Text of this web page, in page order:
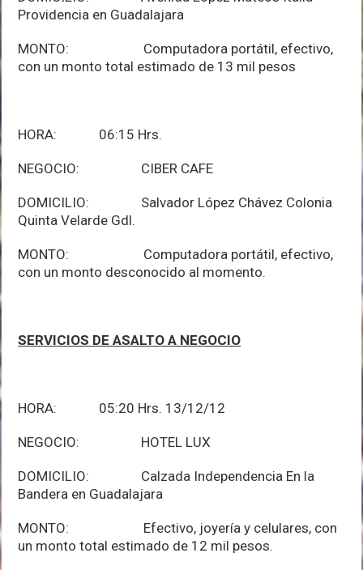
Providencia en Guadalajara
MONTO: Computadora portátil, efectivo,
con un monto total estimado de 13 mil pesos
HORA: 06:15 Hrs.
NEGOCIO: CIBER CAFE
DOMICILIO: Salvador López Chávez Colonia
Quinta Velarde Gdl.
MONTO: Computadora portátil, efectivo,
con un monto desconocido al momento.
SERVICIOS DE ASALTO A NEGOCIO
HORA: 05:20 Hrs. 13/12/12
NEGOCIO: HOTEL LUX
DOMICILIO: Calzada Independencia En la
Bandera en Guadalajara
MONTO: Efectivo, joyería y celulares, con
un monto total estimado de 12 mil pesos.